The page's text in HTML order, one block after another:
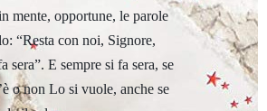
mente, opportune, le parole
“Resta con noi, Signore,
sera”. E sempre si fa sera, se
o non Lo si vuole, anche se